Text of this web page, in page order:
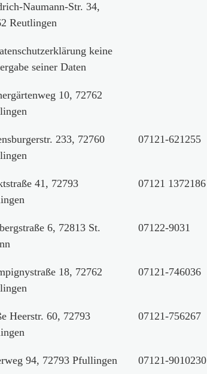
Naumann-Str. 34,
Reutlingen
keine
seiner Daten
10, 72762
233, 72760
07121-621255
41, 72793
07121 1372186
6, 72813 St.
07122-9031
18, 72762
07121-746036
Heerstr. 60, 72793
07121-756267
94, 72793 Pfullingen 07121-9010230